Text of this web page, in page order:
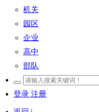
机关
园区
企业
高中
部队
登录 注册